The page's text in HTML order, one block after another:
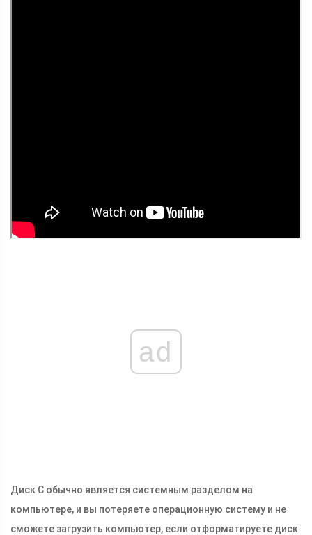
ad
Диск C обычно является системным разделом на
компьютере, и вы потеряете операционную систему и не
сможете загрузить компьютер, если отформатируете диск